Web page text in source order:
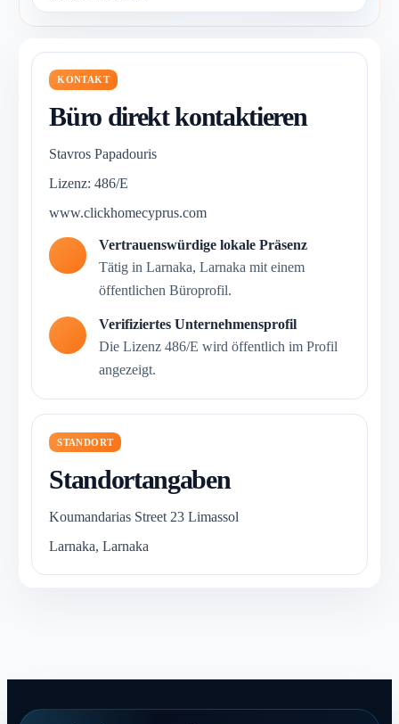
KONTAKT
Büro direkt kontaktieren
Stavros Papadouris
Lizenz: 486/E
www.clickhomecyprus.com
Vertrauenswürdige lokale Präsenz
Tätig in Larnaka, Larnaka mit einem
öffentlichen Büroprofil.
Verifiziertes Unternehmensprofil
Die Lizenz 486/E wird öffentlich im Profil
angezeigt.
STANDORT
Standortangaben
Koumandarias Street 23 Limassol
Larnaka, Larnaka